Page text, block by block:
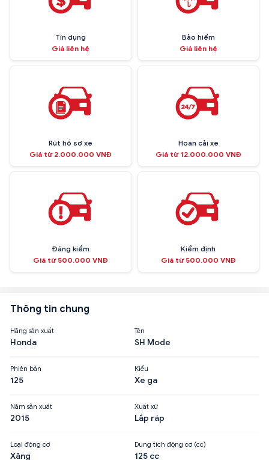
Tín dụng
Giá liên hệ
Bảo hiểm
Giá liên hệ
Rút hồ sơ xe
Giá từ 2.000.000 VNĐ
Hoán cải xe
Giá từ 12.000.000 VNĐ
Đăng kiểm
Giá từ 500.000 VNĐ
Kiểm định
Giá từ 500.000 VNĐ
Thông tin chung
Hãng sản xuất
Honda
Tên
SH Mode
Phiên bản
125
Kiểu
Xe ga
Năm sản xuất
2015
Xuất xứ
Lắp ráp
Loại động cơ
Xăng
Dung tích động cơ (cc)
125 cc